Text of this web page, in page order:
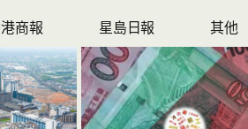
商報 星島日報 其他